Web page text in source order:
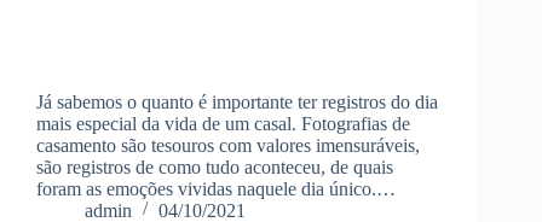
Já sabemos o quanto é importante ter registros do dia
mais especial da vida de um casal. Fotografias de
casamento são tesouros com valores imensuráveis,
são registros de como tudo aconteceu, de quais
foram as emoções vividas naquele dia único.…
admin
04/10/2021